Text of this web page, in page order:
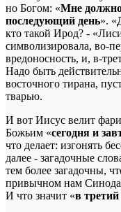
но Богом: «Мне должно
последующий день». «
кто такой Ирод? -
символизировала, во-
вредоносность, и, в-
Надо быть
восточного тирана,
тварью.
И вот Иисус велит
Божьим «сегодня и
что делает: изгонять
далее - загадочные
тем более загадочны,
привычном нам
И что значит «в третий